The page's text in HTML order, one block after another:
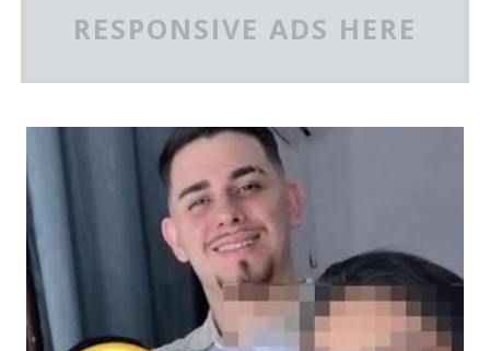
RESPONSIVE ADS HERE